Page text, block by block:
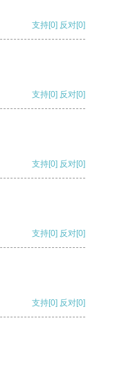
支持[0] 反对[0]
支持[0] 反对[0]
支持[0] 反对[0]
支持[0] 反对[0]
支持[0] 反对[0]